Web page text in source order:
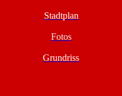
Stadtplan
Fotos
Grundriss